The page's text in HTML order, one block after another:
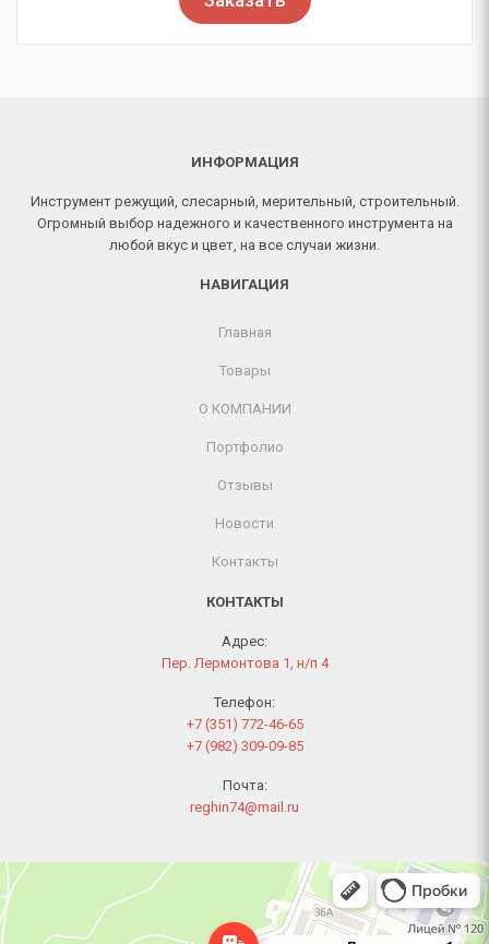
ИНФОРМАЦИЯ
Инструмент режущий, слесарный, мерительный, строительный.
Огромный выбор надежного и качественного инструмента на
любой вкус и цвет, на все случаи жизни.
НАВИГАЦИЯ
Главная
Товары
О КОМПАНИИ
Портфолио
Отзывы
Новости
Контакты
КОНТАКТЫ
Адрес:
Пер. Лермонтова 1, н/п 4
Телефон:
+7 (351) 772-46-65
+7 (982) 309-09-85
Почта:
reghin74@mail.ru
Челябинск
Переулок Лермонтова, 1 — Яндекс Карты